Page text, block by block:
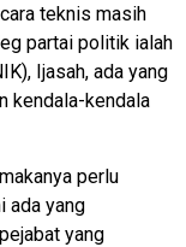
teknis masih
partai politik ialah
Ijasah, ada yang
kendala-kendala
perlu
ada yang
yang